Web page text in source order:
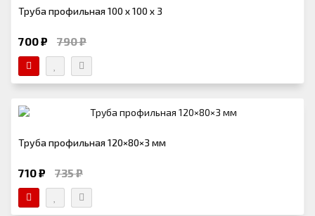
Труба профильная 100 х 100 х 3
700 ₽ 790 ₽
Труба профильная 120×80×3 мм
710 ₽ 735 ₽